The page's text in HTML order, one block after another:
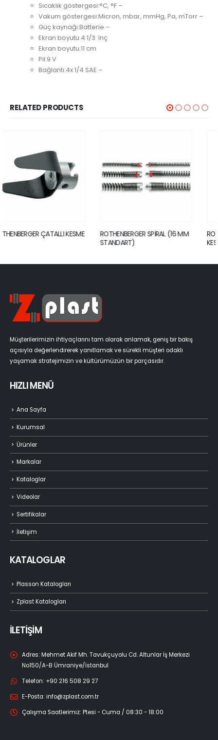
Sıcaklık göstergesi:°C, °F –
Vakum göstergesi:Micron, mbar, mmHg, Pa, mTorr –
Güç kaynağı:Batterie –
Ekran boyutu:4 1/3 Inç
Ekran boyutu:11 cm
Pil:9 V
Bağlantı:4x 1/4 SAE –
RELATED PRODUCTS
ROTHENBERGER SPİRAL (16 MM
ROTHENBERGER DÖRT ÇATALLI
KESME KAFASI
Müşterilerimizin ihtiyaçlarını tam olarak anlamak, geniş bir bakış
açısıyla değerlendirerek yanıtlamak ve sürekli müşteri odaklı
yaşamak stratejimizin ve kültürümüzün bir parçasıdır.
HIZLI MENÜ
Ana Sayfa
Kurumsal
Ürünler
Markalar
Kataloglar
Videolar
Sertifikalar
İletişim
KATALOGLAR
Plasson Katalogları
Zplast Katalogları
İLETİŞİM
Adres: Mehmet Akif Mh. Tavukçuyolu Cd. Altunlar İş Merkezi
No150/A-B Ümraniye/İstanbul
Telefon: +90 216 508 29 27
E-Posta: info@zplast.com.tr
Çalışma Saatlerimiz: Ptesi - Cuma / 08:30 - 18:00